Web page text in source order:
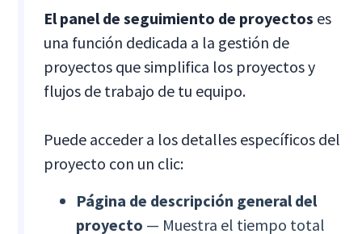
El panel de seguimiento de proyectos es
una función dedicada a la gestión de
proyectos que simplifica los proyectos y
flujos de trabajo de tu equipo.
Puede acceder a los detalles específicos del
proyecto con un clic:
Página de descripción general del
proyecto — Muestra el tiempo total